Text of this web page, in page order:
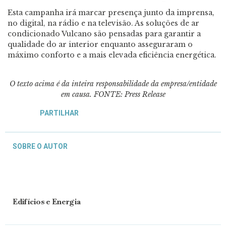
Esta campanha irá marcar presença junto da imprensa,
no digital, na rádio e na televisão. As soluções de ar
condicionado Vulcano são pensadas para garantir a
qualidade do ar interior enquanto asseguraram o
máximo conforto e a mais elevada eficiência energética.
O texto acima é da inteira responsabilidade da empresa/entidade
em causa.FONTE: Press Release
PARTILHAR
SOBRE O AUTOR
Edifícios e Energia